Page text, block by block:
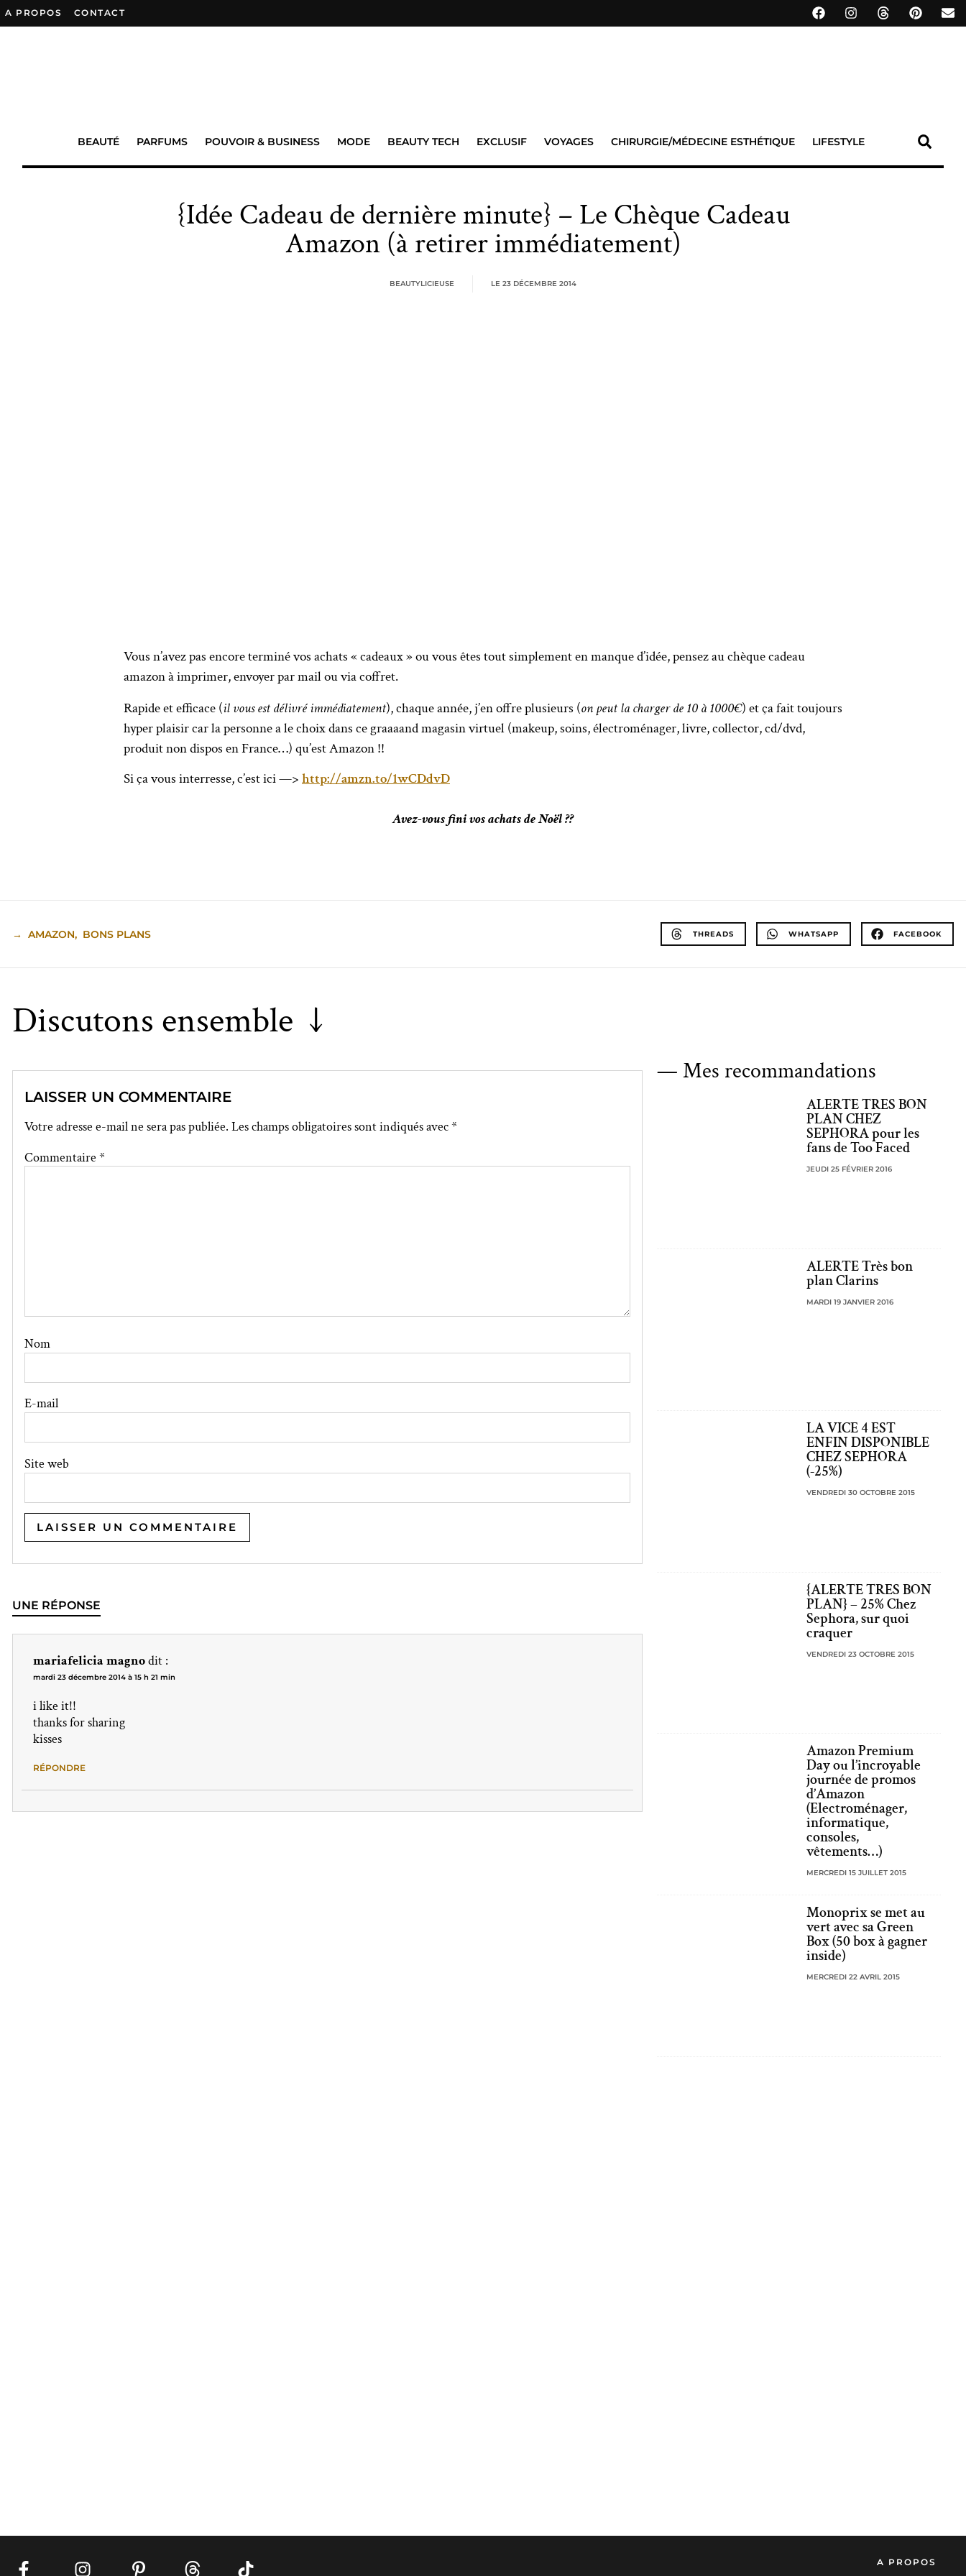
A PROPOS CONTACT
BEAUTÉ PARFUMS POUVOIR & BUSINESS MODE BEAUTY TECH EXCLUSIF VOYAGES CHIRURGIE/MÉDECINE ESTHÉTIQUE LIFESTYLE
{Idée Cadeau de dernière minute} – Le Chèque Cadeau
Amazon (à retirer immédiatement)
BEAUTYLICIEUSE LE 23 DÉCEMBRE 2014
Vous n’avez pas encore terminé vos achats « cadeaux » ou vous êtes tout simplement en manque d’idée, pensez au chèque cadeau
amazon à imprimer, envoyer par mail ou via coffret.
Rapide et efficace (il vous est délivré immédiatement), chaque année, j’en offre plusieurs (on peut la charger de 10 à 1000€) et ça fait toujours
hyper plaisir car la personne a le choix dans ce graaaand magasin virtuel (makeup, soins, électroménager, livre, collector, cd/dvd,
produit non dispos en France…) qu’est Amazon !!
Si ça vous interresse, c’est ici —> http://amzn.to/1wCDdvD
Avez-vous fini vos achats de Noël ??
→ AMAZON, BONS PLANS THREADS WHATSAPP FACEBOOK
Discutons ensemble ↓
LAISSER UN COMMENTAIRE
Votre adresse e-mail ne sera pas publiée. Les champs obligatoires sont indiqués avec*
Commentaire *
Nom
E-mail
Site web
UNE RÉPONSE
mariafelicia magnodit :
mardi 23 décembre 2014 à 15 h 21 min
i like it!!
thanks for sharing
kisses
RÉPONDRE
— Mes recommandations
ALERTE TRES BON
PLAN CHEZ
SEPHORA pour les
fans de Too Faced
JEUDI 25 FÉVRIER 2016
ALERTE Très bon
plan Clarins
MARDI 19 JANVIER 2016
LA VICE 4 EST
ENFIN DISPONIBLE
CHEZ SEPHORA
(-25%)
VENDREDI 30 OCTOBRE 2015
{ALERTE TRES BON
PLAN} – 25% Chez
Sephora, sur quoi
craquer
VENDREDI 23 OCTOBRE 2015
Amazon Premium
Day ou l’incroyable
journée de promos
d’Amazon
(Electroménager,
informatique,
consoles,
vêtements…)
MERCREDI 15 JUILLET 2015
Monoprix se met au
vert avec sa Green
Box (50 box à gagner
inside)
MERCREDI 22 AVRIL 2015
A PROPOS